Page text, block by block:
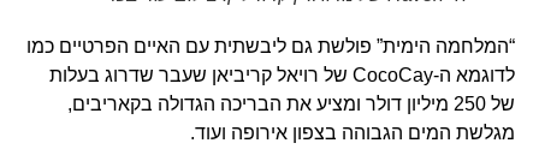
“המלחמה הימית” פולשת גם ליבשתית עם האיים הפרטיים כמו
לדוגמא ה-CocoCay של רויאל קריביאן שעבר שדרוג בעלות
של 250 מיליון דולר ומציע את הבריכה הגדולה בקאריבים,
מגלשת המים הגבוהה בצפון אירופה ועוד.